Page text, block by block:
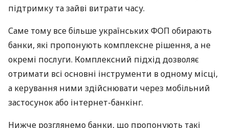
підтримку та зайві витрати часу.
Саме тому все більше українських ФОП обирають
банки, які пропонують комплексне рішення, а не
окремі послуги. Комплексний підхід дозволяє
отримати всі основні інструменти в одному місці,
а керування ними здійснювати через мобільний
застосунок або інтернет-банкінг.
Нижче розглянемо банки, що пропонують такі